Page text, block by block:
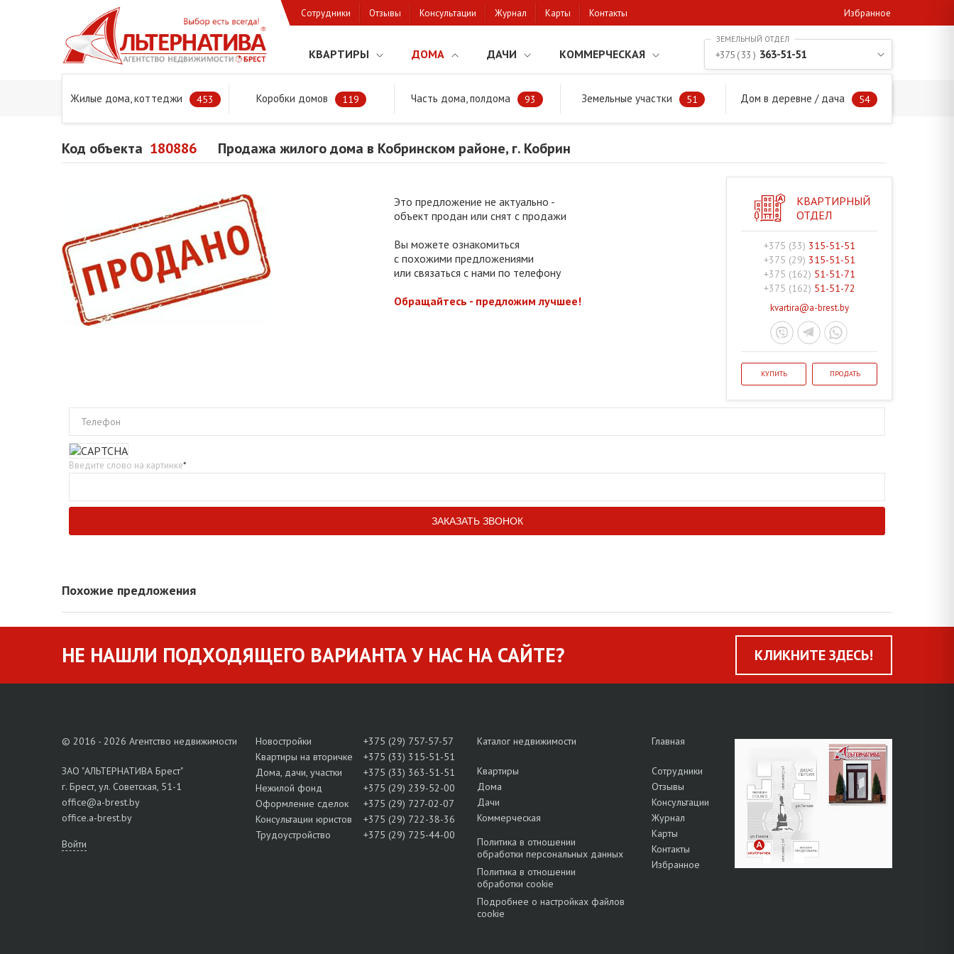
Сотрудники Отзывы Консультации Журнал Карты Контакты Избранное
КВАРТИРЫ ДОМА ДАЧИ КОММЕРЧЕСКАЯ
Жилые дома, коттеджи 453 Коробки домов 119 Часть дома, полдома 93 Земельные участки 51 Дом в деревне / дача 54
+375 ( 33 ) 363-51-51
Главная Предложения Дома в Бресте и Брестском районе Продажа жилого дома в Кобринском районе, г. Кобрин
Код объекта 180886 Продажа жилого дома в Кобринском районе, г. Кобрин
Это предложение не актуально -
объект продан или снят с продажи
Вы можете ознакомиться
с похожими предложениями
или связаться с нами по телефону
Обращайтесь - предложим лучшее!
КВАРТИРНЫЙ
ОТДЕЛ
+375 (33) 315-51-51
+375 (29) 315-51-51
+375 (162) 51-51-71
+375 (162) 51-51-72
kvartira@a-brest.by
КУПИТЬ ПРОДАТЬ
Телефон
Введите слово на картинке*
Похожие предложения
НЕ НАШЛИ ПОДХОДЯЩЕГО ВАРИАНТА У НАС НА САЙТЕ? КЛИКНИТЕ ЗДЕСЬ!
© 2016 - 2026 Агентство недвижимости
ЗАО "АЛЬТЕРНАТИВА Брест"
г. Брест, ул. Советская, 51-1
office@a-brest.by
office.a-brest.by
Войти
Новостройки
+375 (29) 757-57-57
Квартиры на вторичке
+375 (33) 315-51-51
Дома, дачи, участки
+375 (33) 363-51-51
Нежилой фонд
+375 (29) 239-52-00
Оформление сделок
+375 (29) 727-02-07
Консультации юристов
+375 (29) 722-38-36
Трудоустройство
+375 (29) 725-44-00
Каталог недвижимости
Квартиры
Дома
Дачи
Коммерческая
Политика в отношении
обработки персональных данных
Политика в отношении
обработки cookie
Подробнее о настройках файлов
cookie
Главная
Сотрудники
Отзывы
Консультации
Журнал
Карты
Контакты
Избранное